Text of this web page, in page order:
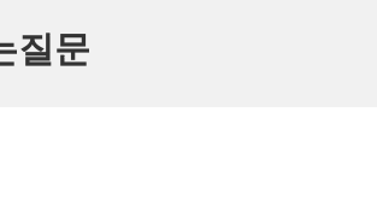
질문